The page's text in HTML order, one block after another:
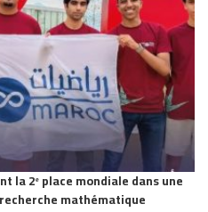
la 2ᵉ place mondiale dans une
mathématique